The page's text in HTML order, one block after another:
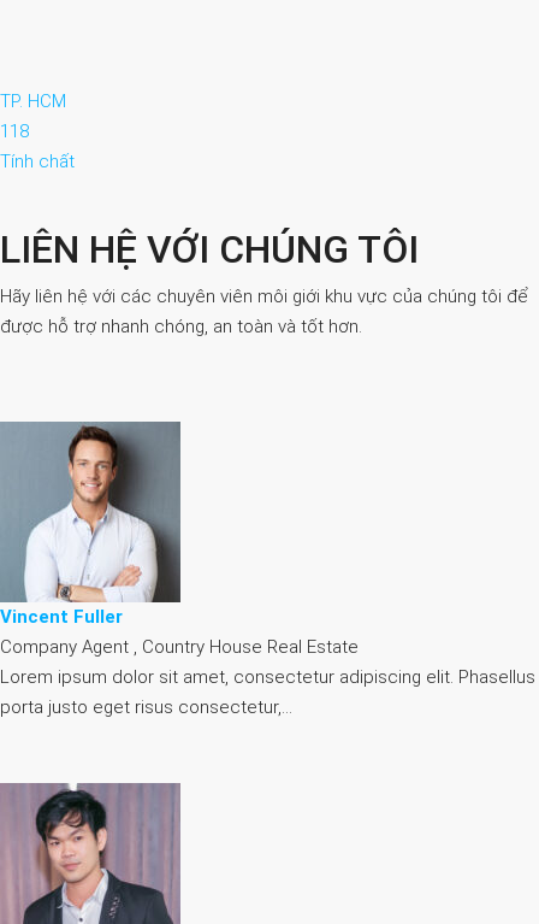
TP. HCM
118
Tính chất
LIÊN HỆ VỚI CHÚNG TÔI
Hãy liên hệ với các chuyên viên môi giới khu vực của chúng tôi để
được hỗ trợ nhanh chóng, an toàn và tốt hơn.
Vincent Fuller
Company Agent , Country House Real Estate
Lorem ipsum dolor sit amet, consectetur adipiscing elit. Phasellus
porta justo eget risus consectetur,…